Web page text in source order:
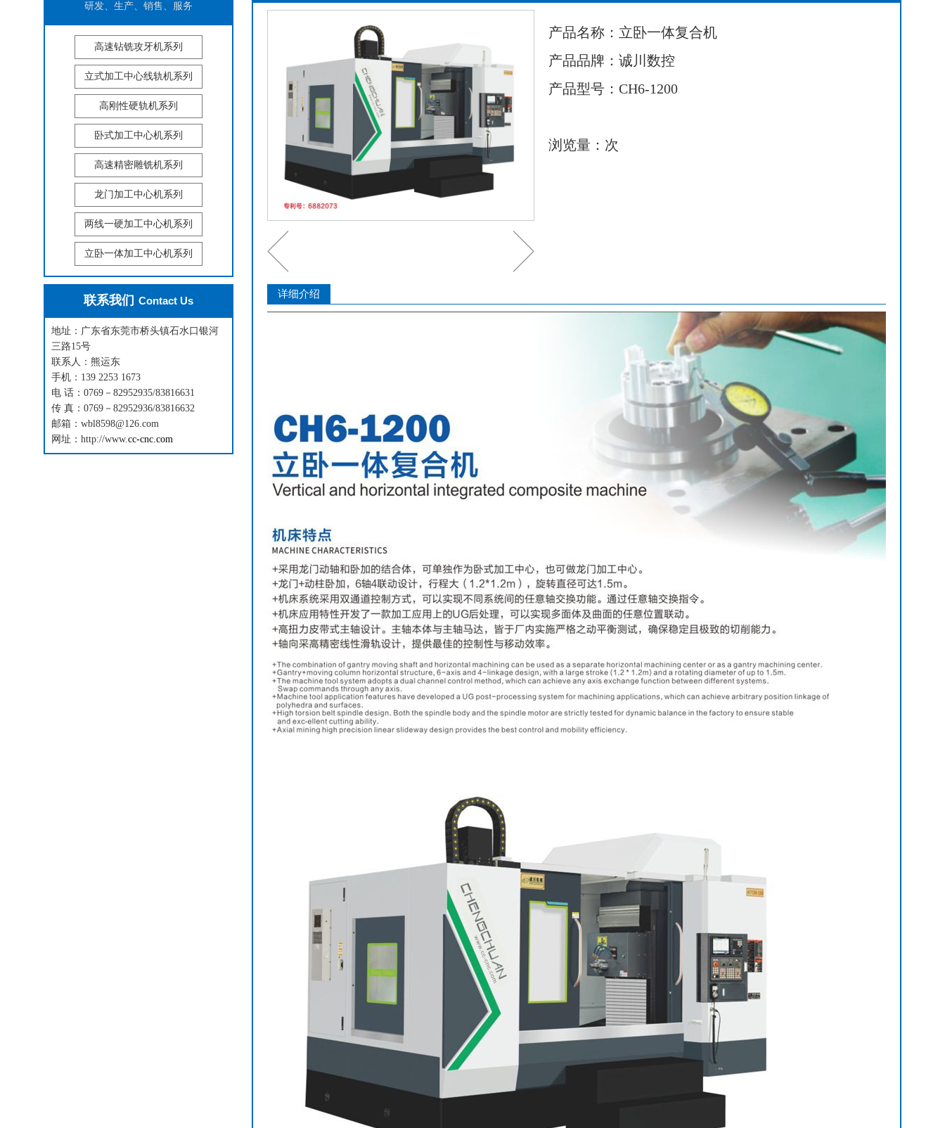
研发、生产、销售、服务
高速钻铣攻牙机系列
立式加工中心线轨机系列
高刚性硬轨机系列
卧式加工中心机系列
高速精密雕铣机系列
龙门加工中心机系列
两线一硬加工中心机系列
立卧一体加工中心机系列
联系我们 Contact Us
地址：广东省东莞市桥头镇石水口银河
三路15号
联系人：熊运东
手机：139 2253 1673
电 话：0769－82952935/83816631
传 真：0769－82952936/83816632
邮箱：wbl8598@126.com
网址：http://www.cc-cnc.com
产品名称：立卧一体复合机
产品品牌：诚川数控
产品型号：CH6-1200
浏览量： 次
详细介绍